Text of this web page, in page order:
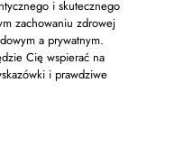
i skutecznego
zachowaniu zdrowej
a prywatnym.
Cię wspierać na
i prawdziwe